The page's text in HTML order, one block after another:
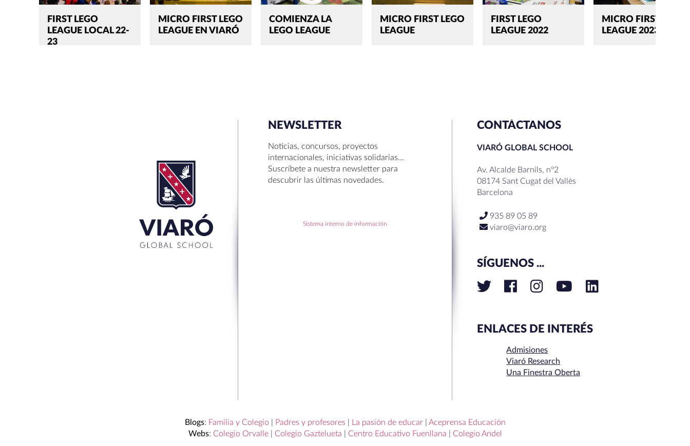
FIRST LEGO
LEAGUE LOCAL 22-
23
MICRO FIRST LEGO
LEAGUE EN VIARÓ
COMIENZA LA
LEGO LEAGUE
MICRO FIRST LEGO
LEAGUE
FIRST LEGO
LEAGUE 2022
MICRO FIRST LEGO
LEAGUE 2023
SEARCH
CERRAR
RECENT POSTS
NEWSLETTER
Noticias, concursos, proyectos
internacionales, iniciativas solidarias…
Suscríbete a nuestra newsletter para
descubrir las últimas novedades.
Sistema interno de información
CONTÁCTANOS
VIARÓ GLOBAL SCHOOL
Av. Alcalde Barnils, nº2
08174 Sant Cugat del Vallès
Barcelona
935 89 05 89
viaro@viaro.org
SÍGUENOS ...
ENLACES DE INTERÉS
Admisiones
Viaró Research
Una Finestra Oberta
Blogs: Familia y Colegio Padres y profesores La pasión de educar| Aceprensa Educación
Webs: Colegio Orvalle| Colegio Gaztelueta Centro Educativo Fuenllana Colegio Andel